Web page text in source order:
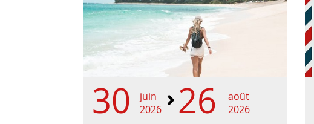
30
juin
2026
26
août
2026